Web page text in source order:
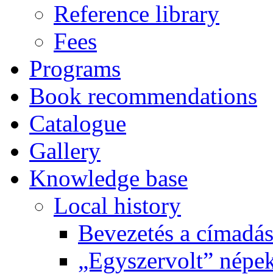
Reference library
Fees
Programs
Book recommendations
Catalogue
Gallery
Knowledge base
Local history
Bevezetés a
„Egyszervolt”